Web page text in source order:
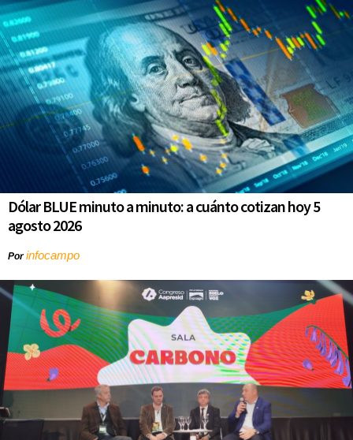
Dólar BLUE minuto a minuto: a cuánto cotizan hoy 5
agosto 2026
Porinfocampo